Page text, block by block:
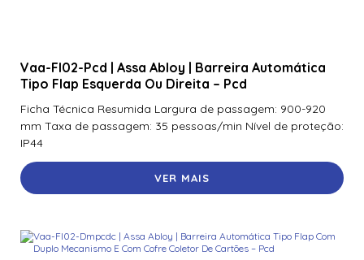
Vaa-Fl02-Pcd | Assa Abloy | Barreira Automática
Tipo Flap Esquerda Ou Direita – Pcd
Ficha Técnica Resumida Largura de passagem: 900-920
mm Taxa de passagem: 35 pessoas/min Nível de proteção:
IP44
VER MAIS